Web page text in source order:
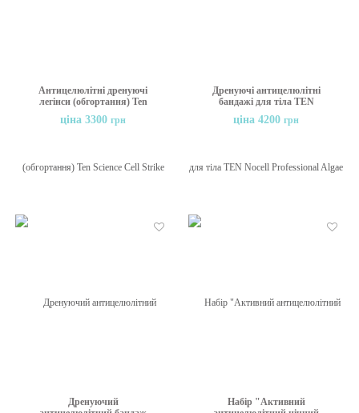
Антицелюлітні дренуючі
легінси (обгортання) Ten
Science Cell Strike Leggins,
3 шт
ціна 3300 грн
Дренуючі антицелюлітні
бандажі для тіла TEN
Nocell Professional Algae
Drain Wrap 5 шт
ціна 4200 грн
Дренуючий
Набір "Активний